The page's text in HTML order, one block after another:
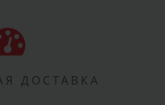
ДОСТАВКА